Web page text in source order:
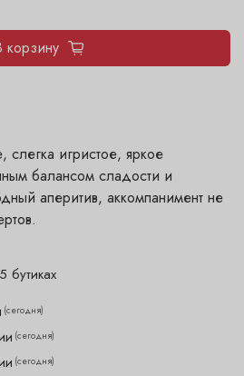
корзину
бутиках
(сегодня)
(сегодня)
(сегодня)
игристое, яркое
балансом сладости и
аперитив, аккомпанимент не